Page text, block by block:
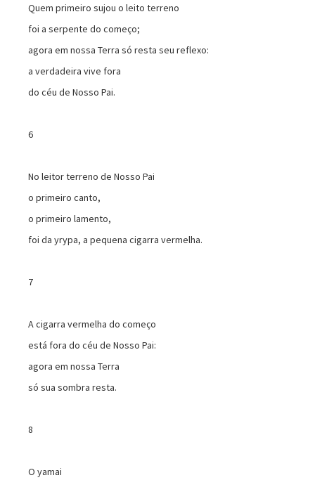
Quem primeiro sujou o leito terreno
foi a serpente do começo;
agora em nossa Terra só resta seu reflexo:
a verdadeira vive fora
do céu de Nosso Pai.
6
No leitor terreno de Nosso Pai
o primeiro canto,
o primeiro lamento,
foi da yrypa, a pequena cigarra vermelha.
7
A cigarra vermelha do começo
está fora do céu de Nosso Pai:
agora em nossa Terra
só sua sombra resta.
8
O yamai